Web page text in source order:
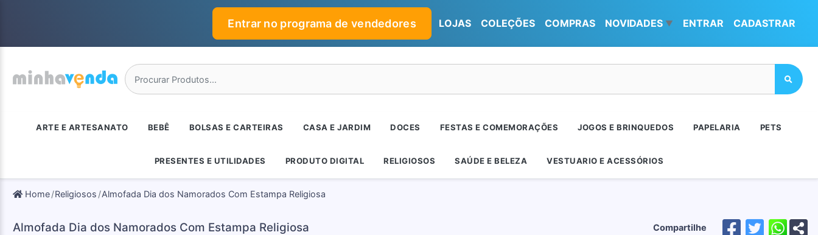
Entrar no programa de vendedores LOJAS COLEÇÕES COMPRAS NOVIDADES ▼ ENTRAR CADASTRAR
ARTE E ARTESANATO BEBÊ BOLSAS E CARTEIRAS CASA E JARDIM DOCES FESTAS E COMEMORAÇÕES JOGOS E BRINQUEDOS PAPELARIA PETS
PRESENTES E UTILIDADES PRODUTO DIGITAL RELIGIOSOS SAÚDE E BELEZA VESTUARIO E ACESSÓRIOS
Home Religiosos Almofada Dia dos Namorados Com Estampa Religiosa
Almofada Dia dos Namorados Com Estampa Religiosa Compartilhe